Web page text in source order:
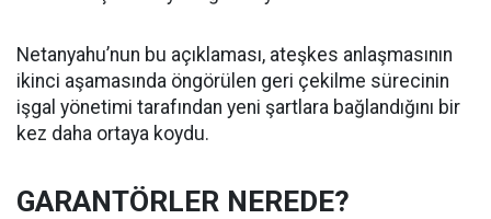
Netanyahu’nun bu açıklaması, ateşkes anlaşmasının
ikinci aşamasında öngörülen geri çekilme sürecinin
işgal yönetimi tarafından yeni şartlara bağlandığını bir
kez daha ortaya koydu.
GARANTÖRLER NEREDE?